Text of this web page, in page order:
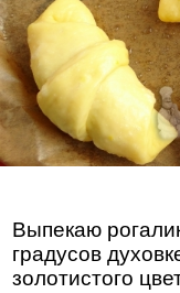
Выпекаю
градусов
золотистого